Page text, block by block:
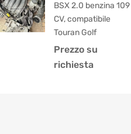
BSX 2.0 benzina 109
CV, compatibile
Touran Golf
Prezzo su
richiesta